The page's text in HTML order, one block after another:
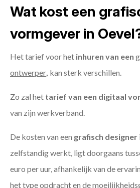
Wat kost een
vormgever in
Het tarief voor het inhuren van een
ontwerper kan sterk verschillen.
Zo zal het tarief van een digitaal
van zijn werkverband.
De kosten van een grafisch designer
zelfstandig werkt, ligt doorgaans
euro per uur, afhankelijk van de
het type opdracht en de